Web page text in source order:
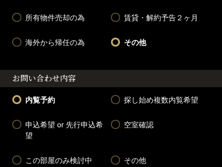
所有物件売却の為 賃貸・解約予告２ヶ月
海外から帰任の為 その他
お問い合わせ内容
内覧予約 探し始め複数内覧希望
申込希望 or 先行申込希
望
空室確認
この部屋のみ検討中 その他